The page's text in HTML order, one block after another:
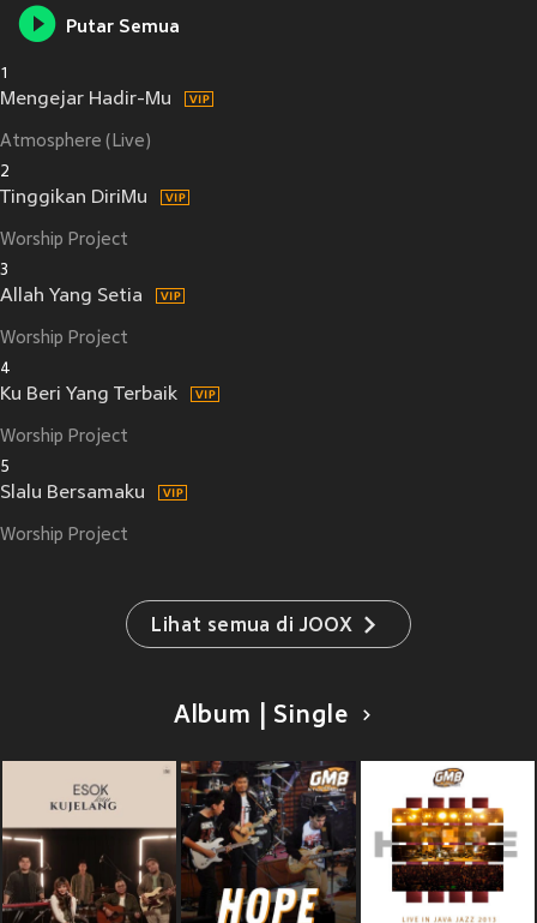
Putar Semua
1
Mengejar Hadir-Mu
Atmosphere (Live)
2
Tinggikan DiriMu
Worship Project
3
Allah Yang Setia
Worship Project
4
Ku Beri Yang Terbaik
Worship Project
5
Slalu Bersamaku
Worship Project
Lihat semua di JOOX
Album | Single